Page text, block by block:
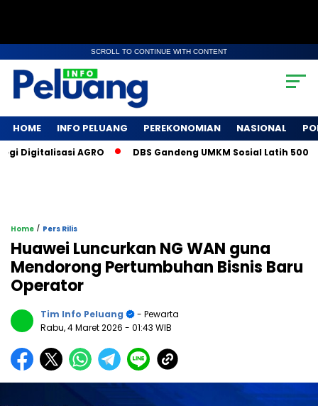
SCROLL TO CONTINUE WITH CONTENT
HOME INFO PELUANG PEREKONOMIAN NASIONAL
AGRO DBS Gandeng UMKM Sosial Latih 500
Home / Pers Rilis
Huawei Luncurkan NG WAN guna
Mendorong Pertumbuhan Bisnis Baru
Operator
Tim Info Peluang
- Pewarta
Rabu, 4 Maret 2026 - 01:43 WIB